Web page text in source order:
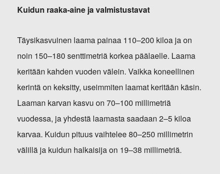
Kuidun raaka-aine ja valmistustavat
Täysikasvuinen laama painaa 110–200 kiloa ja on
noin 150–180 senttimetriä korkea päälaelle. Laama
keritään kahden vuoden välein. Vaikka koneellinen
kerintä on keksitty, useimmiten laamat keritään käsin.
Laaman karvan kasvu on 70–100 millimetriä
vuodessa, ja yhdestä laamasta saadaan 2–5 kiloa
karvaa. Kuidun pituus vaihtelee 80–250 millimetrin
välillä ja kuidun halkaisija on 19–38 millimetriä.